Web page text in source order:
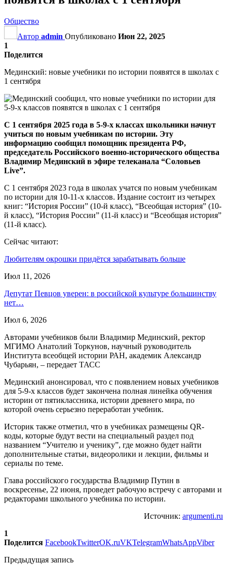
Общество
Автор admin Опубликовано Июн 22, 2025
1
Поделится
Мединский: новые учебники по истории появятся в школах с
1 сентября
С 1 сентября 2025 года в 5-9-х классах школьники начнут
учиться по новым учебникам по истории. Эту
информацию сообщил помощник президента РФ,
председатель Российского военно-исторического общества
Владимир Мединский в эфире телеканала “Соловьев
Live”.
С 1 сентября 2023 года в школах учатся по новым учебникам
по истории для 10-11-х классов. Издание состоит из четырех
книг: “История России” (10-й класс), “Всеобщая история” (10-
й класс), “История России” (11-й класс) и “Всеобщая история”
(11-й класс).
Сейчас читают:
Любителям окрошки придётся зарабатывать больше
Июл 11, 2026
Депутат Певцов уверен: в российской культуре большинству
нет…
Июл 6, 2026
Авторами учебников были Владимир Мединский, ректор
МГИМО Анатолий Торкунов, научный руководитель
Института всеобщей истории РАН, академик Александр
Чубарьян, – передает ТАСС
Мединский анонсировал, что с появлением новых учебников
для 5-9-х классов будет закончена полная линейка обучения
истории от пятиклассника, истории древнего мира, по
которой очень серьезно переработан учебник.
Историк также отметил, что в учебниках размещены QR-
коды, которые будут вести на специальный раздел под
названием “Учителю и ученику”, где можно будет найти
дополнительные статьи, видеоролики и лекции, фильмы и
сериалы по теме.
Глава российского государства Владимир Путин в
воскресенье, 22 июня, проведет рабочую встречу с авторами и
редакторами школьного учебника по истории.
Источник: argumenti.ru
1
Поделится FacebookTwitterOK.ruVKTelegramWhatsAppViber
Предыдущая запись